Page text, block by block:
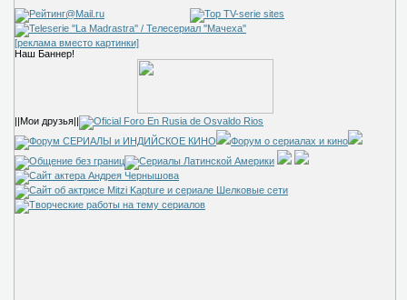
[реклама вместо картинки]
Наш Баннер!
||Мои друзья||
Форум о сериалах и кино